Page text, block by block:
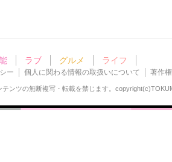
ラブ グルメ ライフ
ー 個人に関わる情報の取扱いについて 著作
ンツの無断複写・転載を禁じます。